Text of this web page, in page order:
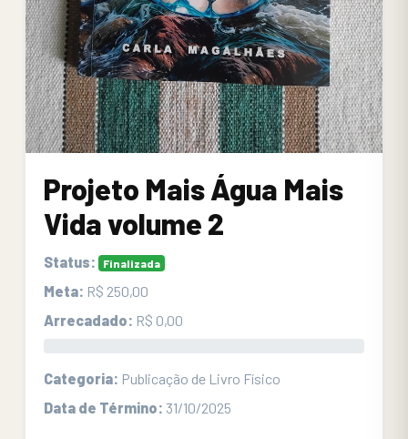
Projeto Mais Água Mais
Vida volume 2
Status: Finalizada
Meta: R$ 250,00
Arrecadado: R$ 0,00
Categoria: Publicação de Livro Físico
Data de Término: 31/10/2025